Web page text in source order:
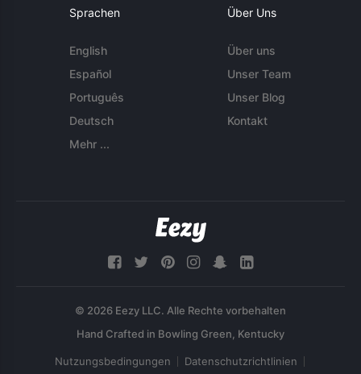
Sprachen
English
Español
Português
Deutsch
Mehr ...
Über Uns
Über uns
Unser Team
Unser Blog
Kontakt
© 2026 Eezy LLC. Alle Rechte vorbehalten
Nutzungsbedingungen Datenschutzrichtlinien